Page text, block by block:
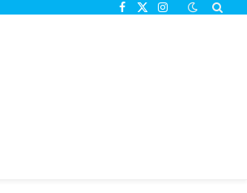
Facebook
X
Instagram